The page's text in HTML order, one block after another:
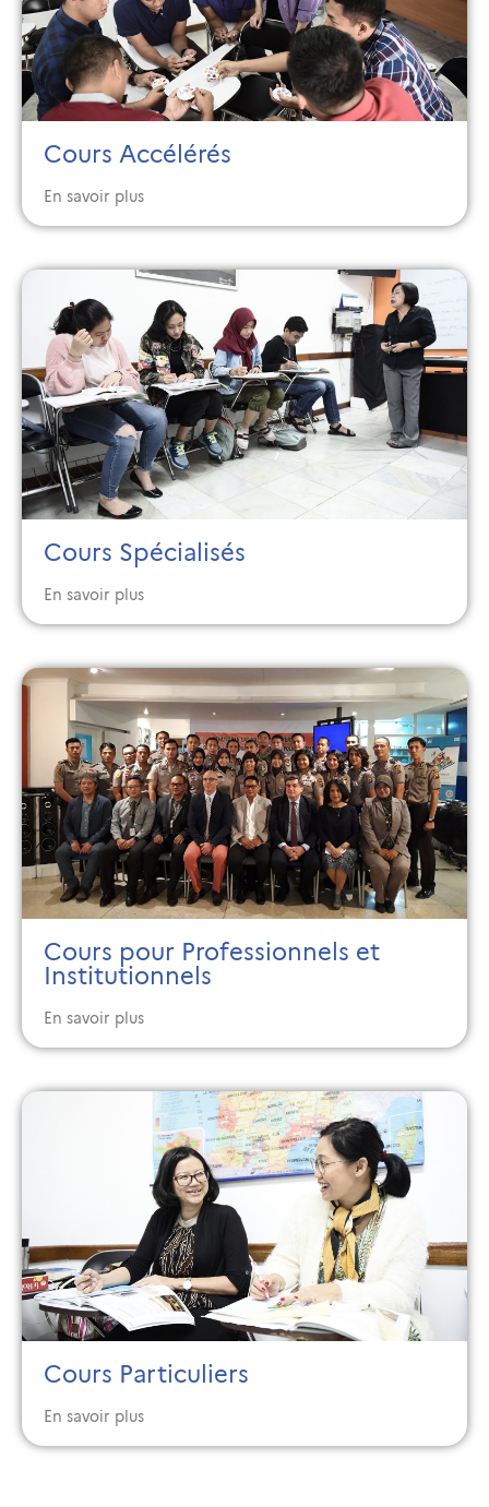
Cours Accélérés
En savoir plus
Cours Spécialisés
En savoir plus
Cours pour Professionnels et
Institutionnels
En savoir plus
Cours Particuliers
En savoir plus